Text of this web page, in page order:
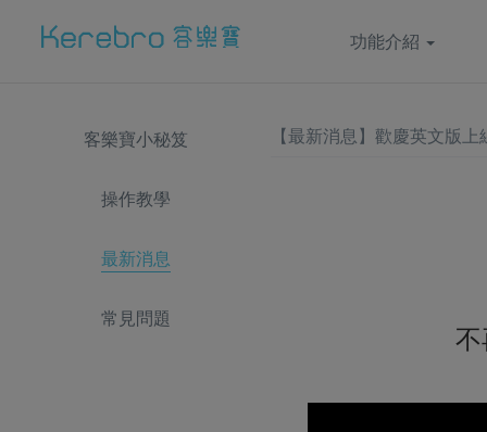
功能介紹
客樂寶小秘笈
操作教學
最新消息
常見問題
【最新消息】歡慶英文版